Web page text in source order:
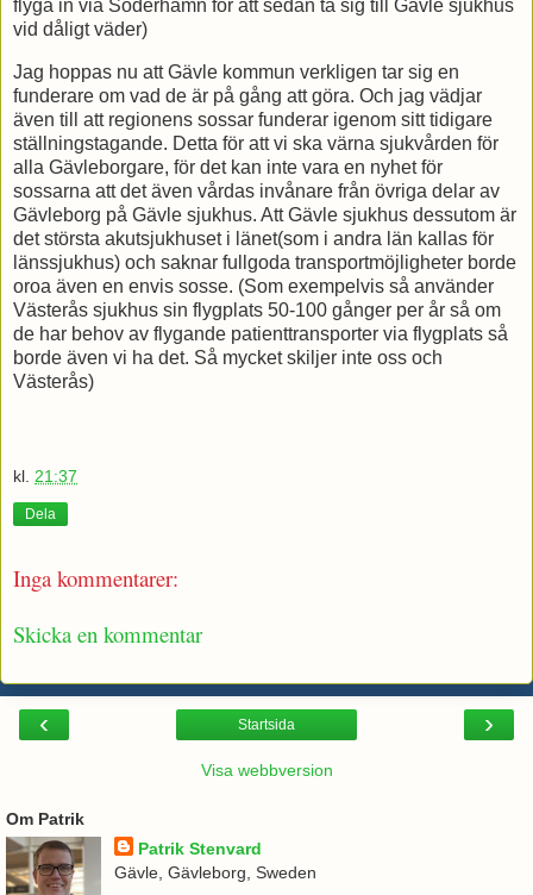
flyga in via Söderhamn för att sedan ta sig till Gävle sjukhus
vid dåligt väder)
Jag hoppas nu att Gävle kommun verkligen tar sig en
funderare om vad de är på gång att göra. Och jag vädjar
även till att regionens sossar funderar igenom sitt tidigare
ställningstagande. Detta för att vi ska värna sjukvården för
alla Gävleborgare, för det kan inte vara en nyhet för
sossarna att det även vårdas invånare från övriga delar av
Gävleborg på Gävle sjukhus. Att Gävle sjukhus dessutom är
det största akutsjukhuset i länet(som i andra län kallas för
länssjukhus) och saknar fullgoda transportmöjligheter borde
oroa även en envis sosse. (Som exempelvis så använder
Västerås sjukhus sin flygplats 50-100 gånger per år så om
de har behov av flygande patienttransporter via flygplats så
borde även vi ha det. Så mycket skiljer inte oss och
Västerås)
kl. 21:37
Dela
Inga kommentarer:
Skicka en kommentar
‹ ›
Startsida
Visa webbversion
Om Patrik
Patrik Stenvard
Gävle, Gävleborg, Sweden